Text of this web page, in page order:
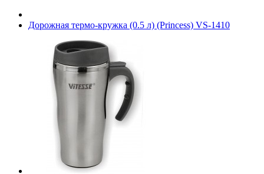
Дорожная термо-кружка (0.5 л) (Princess) VS-1410